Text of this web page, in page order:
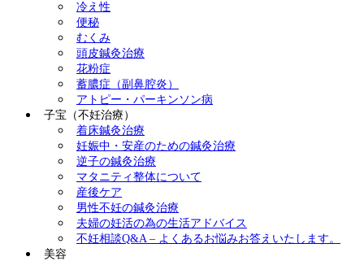
冷え性
便秘
むくみ
頭皮鍼灸治療
花粉症
蓄膿症（副鼻腔炎）
アトピー・パーキンソン病
子宝（不妊治療）
着床鍼灸治療
妊娠中・安産のための鍼灸治療
逆子の鍼灸治療
マタニティ整体について
産後ケア
男性不妊の鍼灸治療
夫婦の妊活の為の生活アドバイス
不妊相談Q&A – よくあるお悩みお答えいたします。
美容